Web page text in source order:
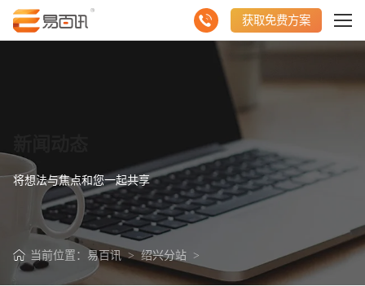
获取免费方案
将想法与焦点和您一起共享
当前位置： 易百讯>绍兴分站>